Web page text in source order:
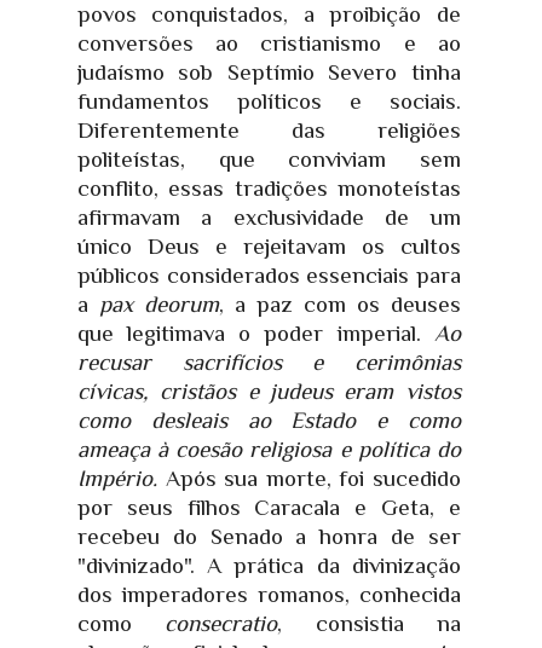
povos conquistados, a proibição de
conversões ao cristianismo e ao
judaísmo sob Septímio Severo tinha
fundamentos políticos e sociais.
Diferentemente das religiões
politeístas, que conviviam sem
conflito, essas tradições monoteístas
afirmavam a exclusividade de um
único Deus e rejeitavam os cultos
públicos considerados essenciais para
a pax deorum, a paz com os deuses
que legitimava o poder imperial. Ao
recusar sacrifícios e cerimônias
cívicas, cristãos e judeus eram vistos
como desleais ao Estado e como
ameaça à coesão religiosa e política do
Império. Após sua morte, foi sucedido
por seus filhos Caracala e Geta, e
recebeu do Senado a honra de ser
"divinizado". A prática da divinização
dos imperadores romanos, conhecida
como consecratio, consistia na